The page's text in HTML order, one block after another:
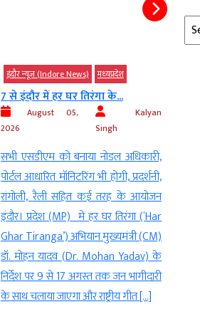
इंदौर न्यूज़ (Indore News) मध्‍यप्रदेश
7 से इंदौर में हर घर तिरंगा के...
August 05,
2026
Kalyan
Singh
सभी एसडीएम को बनाया नोडल अधिकारी,
पोर्टल आधारित मॉनिटरिंग भी होगी, प्रदर्शनी,
रांगोली, रैली सहित कई तरह के आयोजन
इंदौर। प्रदेश (MP) में हर घर तिरंगा (‘Har
Ghar Tiranga’) अभियान मुख्यमंत्री (CM)
डॉ. मोहन यादव (Dr. Mohan Yadav) के
निर्देश पर 9 से 17 अगस्त तक जन भागीदारी
के साथ चलाया जाएगा और राष्ट्रीय गीत […]